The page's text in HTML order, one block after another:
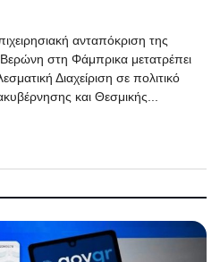
ανταπόκριση της
Βερώνη στη Φάμπρικα μετατρέπει
Διαχείριση σε πολιτικό
και Θεσμικής...